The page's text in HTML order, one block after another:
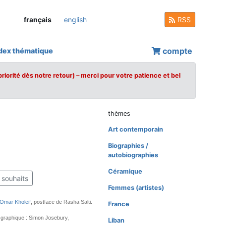
français english RSS
thématique compte
dès notre retour) – merci pour votre patience et bel
Omar Kholeif, postface de Rasha Salti.
: Simon Josebury,
thèmes
Art contemporain
Biographies /
autobiographies
Céramique
Femmes (artistes)
France
Liban